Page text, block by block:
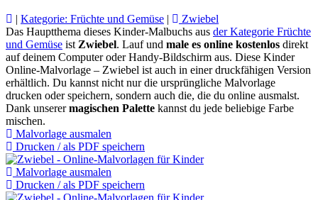
| Kategorie: Früchte und Gemüse |
Zwiebel
Das Hauptthema dieses Kinder-Malbuchs aus der Kategorie Früchte
und Gemüse istZwiebel. Lauf und male es online kostenlos direkt
auf deinem Computer oder Handy-Bildschirm aus. Diese Kinder
Online-Malvorlage – Zwiebel ist auch in einer druckfähigen Version
erhältlich. Du kannst nicht nur die ursprüngliche Malvorlage
drucken oder speichern, sondern auch die, die du online ausmalst.
Dank unserermagischen Palette kannst du jede beliebige Farbe
mischen.
Malvorlage ausmalen
Drucken / als PDF speichern
Malvorlage ausmalen
Drucken / als PDF speichern